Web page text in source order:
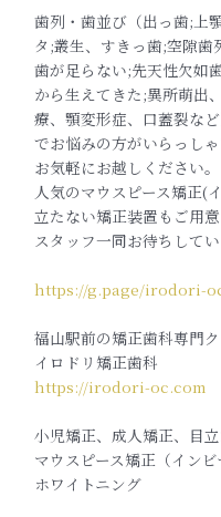
歯列・歯並び（出っ歯;上
タ;叢生、すきっ歯;空隙歯
歯が足らない;先天性欠如
から生えてきた;異所萌出
療、顎変形症、口蓋裂など
でお悩みの方がいらっし
お気軽にお越しください。
人気のマウスピース矯正(
立たない矯正装置もご用意
スタッフ一同お待ちしてい
https://g.page/irodori-
福山駅前の矯正歯科専門
イロドリ矯正歯科
https://irodori-oc.com
小児矯正、成人矯正、目
マウスピース矯正（イン
ホワイトニング